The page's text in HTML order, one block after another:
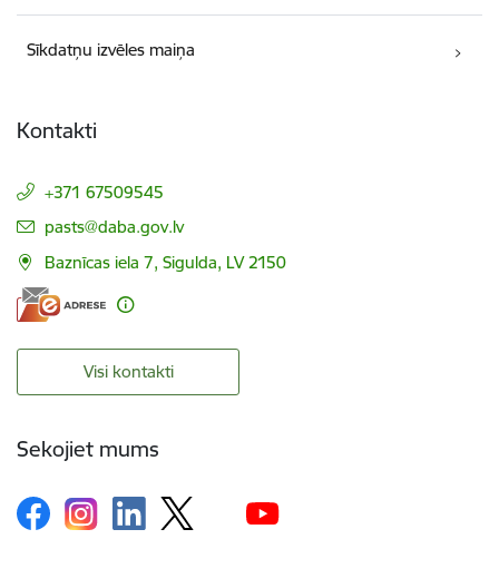
Sīkdatņu izvēles maiņa
Kontakti
+371 67509545
E-pasts:
pasts@daba.gov.lv
Baznīcas iela 7, Sigulda, LV 2150
Visi kontakti
Sekojiet mums